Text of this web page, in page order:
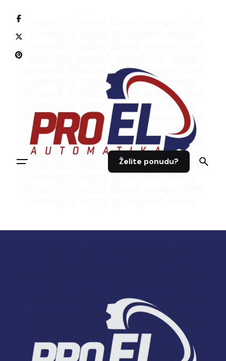
Želite ponudu?